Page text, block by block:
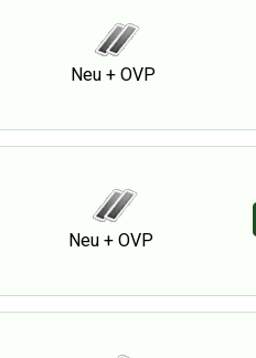
Neu + OVP
Neu + OVP